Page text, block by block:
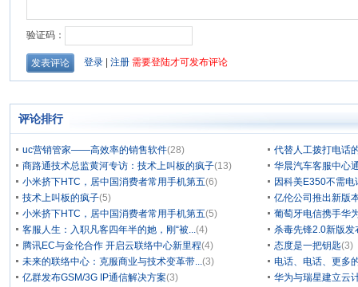
评论排行
uc营销管家——高效率的销售软件(28)
代替人工拨打电话
商路通技术总监黄河专访：技术上叫板的疯子(13)
华晨汽车客服中心
小米挤下HTC，居中国消费者常用手机第五(6)
因科美E350不需
技术上叫板的疯子(5)
亿伦公司推出新版
小米挤下HTC，居中国消费者常用手机第五(5)
葡萄牙电信携手华
客服人生：入职凡客四年半的她，刚“被...(4)
杀毒先锋2.0新版发
腾讯EC与金伦合作 开启云联络中心新里程(4) 态度是一把钥匙(3)
未来的联络中心：克服商业与技术变革带...(3)
电话、电话、更多
亿群发布GSM/3G IP通信解决方案(3)
华为与瑞星建立云